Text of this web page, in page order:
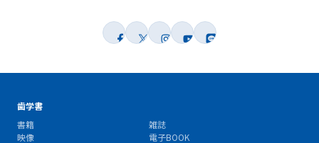
歯学書
書籍
雑誌
映像
電子BOOK